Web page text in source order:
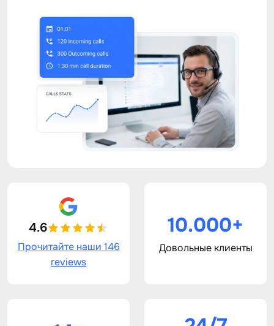
4.6
Прочитайте наши 146
reviews
10.000+
Довольные клиенты